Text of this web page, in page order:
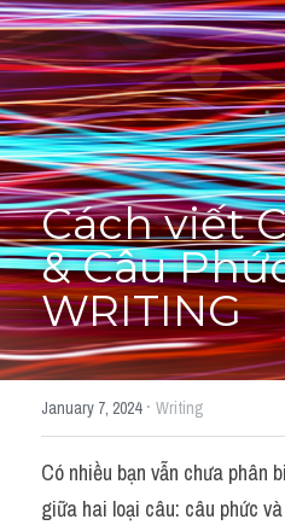
Adj
Khác
Từ vựng theo topic
Từ vựng theo Topic
Vocabulary - Grammar
Grammar
Part 2
Noun
Verb
Liên hệ
Lớp Siêu Cấp Tốc
HỌC THỬ →
Cách viết
& Câu
WRITING
January 7, 2024· Writing
Có nhiều bạn vẫn chưa phân
giữa hai loại câu: câu phức